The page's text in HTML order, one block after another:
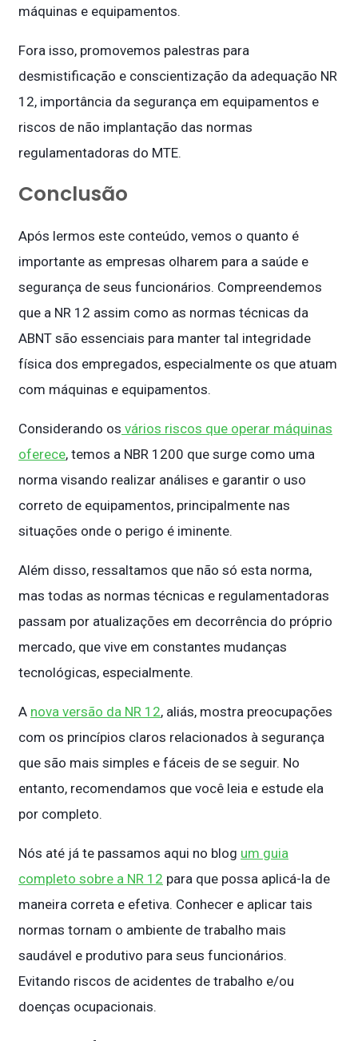
máquinas e equipamentos.
Fora isso, promovemos palestras para
desmistificação e conscientização da adequação NR
12, importância da segurança em equipamentos e
riscos de não implantação das normas
regulamentadoras do MTE.
Conclusão
Após lermos este conteúdo, vemos o quanto é
importante as empresas olharem para a saúde e
segurança de seus funcionários. Compreendemos
que a NR 12 assim como as normas técnicas da
ABNT são essenciais para manter tal integridade
física dos empregados, especialmente os que atuam
com máquinas e equipamentos.
Considerando os vários riscos que operar máquinas
oferece, temos a NBR 1200 que surge como uma
norma visando realizar análises e garantir o uso
correto de equipamentos, principalmente nas
situações onde o perigo é iminente.
Além disso, ressaltamos que não só esta norma,
mas todas as normas técnicas e regulamentadoras
passam por atualizações em decorrência do próprio
mercado, que vive em constantes mudanças
tecnológicas, especialmente.
A nova versão da NR 12, aliás, mostra preocupações
com os princípios claros relacionados à segurança
que são mais simples e fáceis de se seguir. No
entanto, recomendamos que você leia e estude ela
por completo.
Nós até já te passamos aqui no blog um guia
completo sobre a NR 12 para que possa aplicá-la de
maneira correta e efetiva. Conhecer e aplicar tais
normas tornam o ambiente de trabalho mais
saudável e produtivo para seus funcionários.
Evitando riscos de acidentes de trabalho e/ou
doenças ocupacionais.